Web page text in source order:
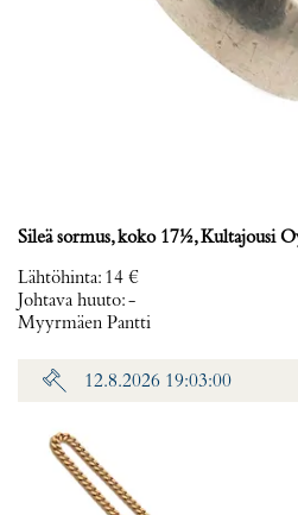
Sileä sormus, koko 17½, Kultajousi
Lähtöhinta: 14 €
Johtava huuto:-
Myyrmäen Pantti
12.8.2026 19:03:00